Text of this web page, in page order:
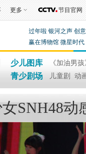
更多 节目官网
过年啦 银河之声 创
赢在博物馆 微星时代
少儿图库 《加油男
青少剧场 儿童剧 动
SNH48动